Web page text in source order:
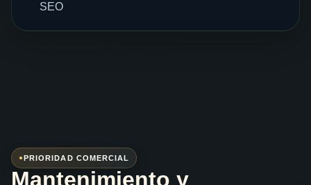
SEO
PRIORIDAD COMERCIAL
Mantenimiento y